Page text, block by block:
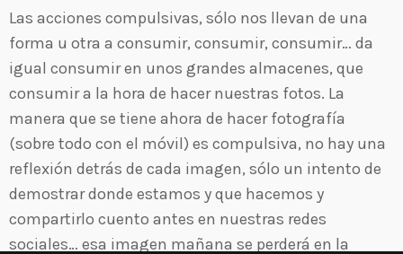
Las acciones compulsivas, sólo nos llevan de una
forma u otra a consumir, consumir, consumir… da
igual consumir en unos grandes almacenes, que
consumir a la hora de hacer nuestras fotos. La
manera que se tiene ahora de hacer fotografía
(sobre todo con el móvil) es compulsiva, no hay una
reflexión detrás de cada imagen, sólo un intento de
demostrar donde estamos y que hacemos y
compartirlo cuento antes en nuestras redes
sociales… esa imagen mañana se perderá en la